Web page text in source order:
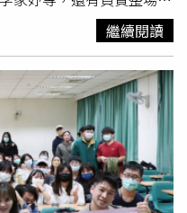
身而未出席的主播劉盈
時報到，一共15位主播齊
感謝，這讓線上收看的會
中天主播陣容真強大！」
禮包」表達心意，內容物
，粉絲收到後都很喜歡。
秀芳內心很感動，「這一
十八般武藝樣樣精通，但
多，所以我跟所有同事都
繼續閱讀